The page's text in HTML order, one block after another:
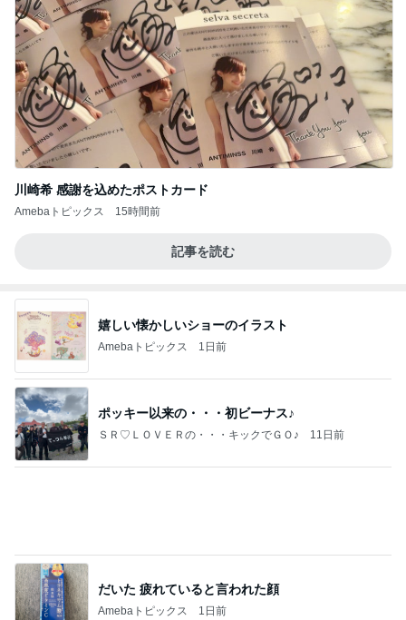
川崎希 感謝を込めたポストカード
Amebaトピックス 15時間前
記事を読む
嬉しい懐かしいショーのイラスト
Amebaトピックス 1日前
ポッキー以来の・・・初ビーナス♪
ＳＲ♡ＬＯＶＥＲの・・・キックでＧＯ♪ 11日前
だいた 疲れていると言われた顔
Amebaトピックス 1日前